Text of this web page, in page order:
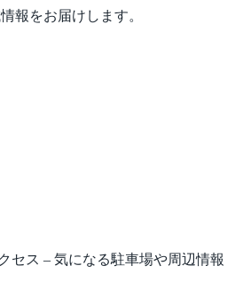
報をお届けします。
セス – 気になる駐車場や周辺情報